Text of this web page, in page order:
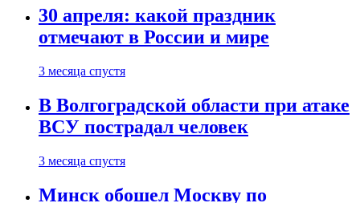
30 апреля: какой праздник
отмечают в России и мире
3 месяца спустя
В Волгоградской области при атаке
ВСУ пострадал человек
3 месяца спустя
Минск обошел Москву по